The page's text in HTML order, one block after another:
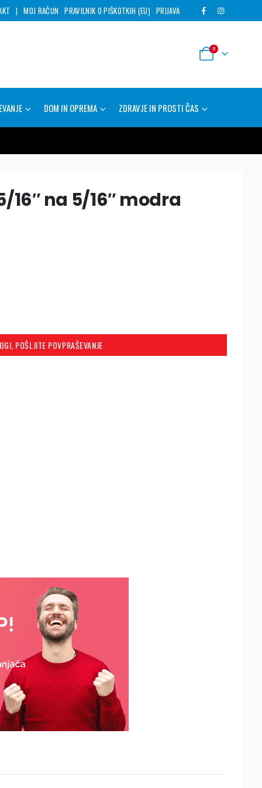
| MOJ RAČUN PRAVILNIK O PIŠKOTKIH (EU) PRIJAVA
0
DOM IN OPREMA ZDRAVJE IN PROSTI ČAS
16″ na 5/16″ modra
POŠLJITE POVPRAŠEVANJE